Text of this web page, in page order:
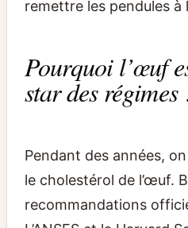
remettre les pendules à
Pourquoi l’œuf
star des régimes
Pendant des années,
le cholestérol de l’œuf.
recommandations